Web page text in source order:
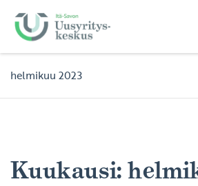
helmikuu 2023
Kuukausi: